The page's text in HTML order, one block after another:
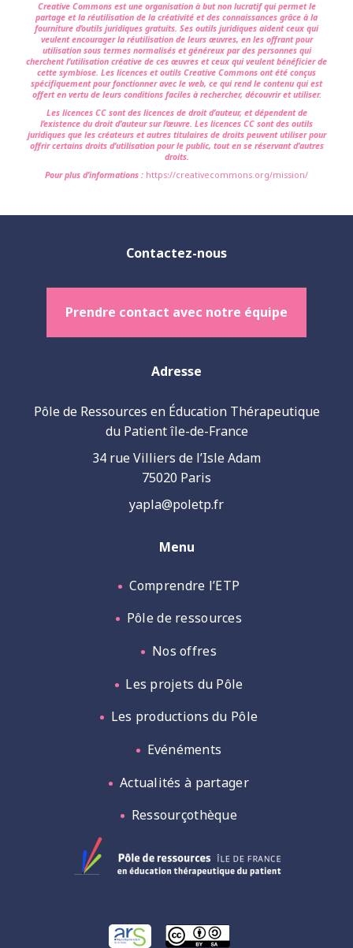
Creative Commons est une organisation à but non lucratif qui permet le
partage et la réutilisation de la créativité et des connaissances grâce à la
fourniture d’outils juridiques gratuits. Ses outils juridiques aident ceux qui
veulent encourager la réutilisation de leurs œuvres, en les offrant pour
utilisation sous termes normalisés et généreux par des personnes qui
cherchent l’utilisation créative de ces œuvres et ceux qui veulent bénéficier de
cette symbiose. Les licences et outils Creative Commons ont été conçus
spécifiquement pour fonctionner avec le web, ce qui rend le contenu qui est
offert en vertu de leurs conditions faciles à rechercher, découvrir et utiliser.
Les licences CC sont des licences de droit d’auteur, et dépendent de
l’existence du droit d’auteur sur l’œuvre. Les licences CC sont des outils
juridiques que les créateurs et autres titulaires de droits peuvent utiliser pour
offrir certains droits d’utilisation pour le public, tout en se réservant d’autres
droits.
Pour plus d’informations : https://creativecommons.org/mission/
Adresse
Pôle de Ressources en Éducation Thérapeutique
du Patient île-de-France
34 rue Villiers de l’Isle Adam
75020 Paris
yapla@poletp.fr
Menu
Comprendre l’ETP
Pôle de ressources
Nos offres
Les projets du Pôle
Les productions du Pôle
Evénéments
Actualités à partager
Ressourçothèque
Contactez-nous
Prendre contact avec notre équipe